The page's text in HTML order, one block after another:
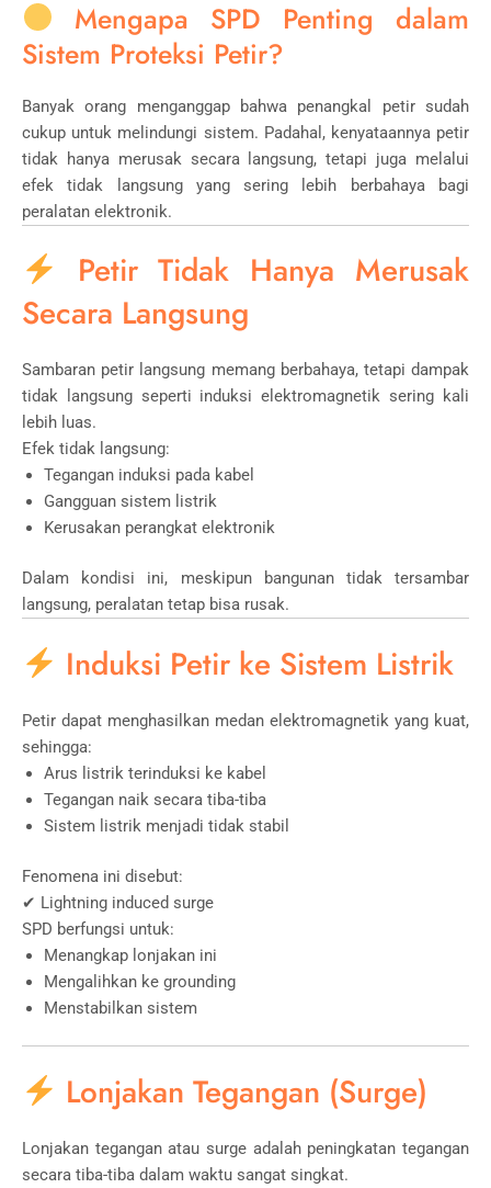
Mengapa SPD Penting dalam
Sistem Proteksi Petir?
Banyak orang menganggap bahwa penangkal petir sudah
cukup untuk melindungi sistem. Padahal, kenyataannya petir
tidak hanya merusak secara langsung, tetapi juga melalui
efek tidak langsung yang sering lebih berbahaya bagi
peralatan elektronik.
Petir Tidak Hanya Merusak
Secara Langsung
Sambaran petir langsung memang berbahaya, tetapi dampak
tidak langsung seperti induksi elektromagnetik sering kali
lebih luas.
Efek tidak langsung:
Tegangan induksi pada kabel
Gangguan sistem listrik
Kerusakan perangkat elektronik
Dalam kondisi ini, meskipun bangunan tidak tersambar
langsung, peralatan tetap bisa rusak.
Induksi Petir ke Sistem Listrik
Petir dapat menghasilkan medan elektromagnetik yang kuat,
sehingga:
Arus listrik terinduksi ke kabel
Tegangan naik secara tiba-tiba
Sistem listrik menjadi tidak stabil
Fenomena ini disebut:
✔ Lightning induced surge
SPD berfungsi untuk:
Menangkap lonjakan ini
Mengalihkan ke grounding
Menstabilkan sistem
Lonjakan Tegangan (Surge)
Lonjakan tegangan atau surge adalah peningkatan tegangan
secara tiba-tiba dalam waktu sangat singkat.